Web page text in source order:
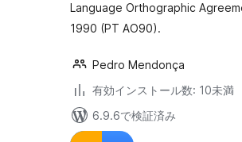
Language Orthographic
1990 (PT AO90).
Pedro Mendonça
有効インストール数: 10未満
6.9.6で検証済み